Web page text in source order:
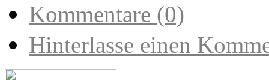
Kommentare (0)
Hinterlasse einen